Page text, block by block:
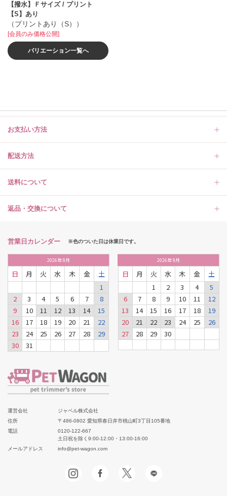
【撥水】Ｆサイズ / プリント
【S】あり
（プリントあり（S））
[会員のみ価格公開]
バリエーション一覧へ
お支払い方法
配送方法
送料について
返品・交換について
営業日カレンダー ※色のついた日は休業日です。
2026年8月
日 月 火 水 木 金
土
1
2
3 4 5 6 7
8
9
10 11 12 13 14
15
16
17 18 19 20 21
22
23
24 25 26 27 28
29
30
31
2026年9月
日 月 火 水 木 金
土
1
2 3 4
5
6
7 8 9 10 11
12
13
14 15 16 17 18
19
20
21 22 23 24 25
26
27
28 29 30
運営会社
ジャペル株式会社
住所
〒486-0802 愛知県春日井市桃山町3丁目105番地
電話
0120-122-667
土日祝を除く9:00-12:00・13:00-16:00
メールアドレス
info@pet-wagon.com